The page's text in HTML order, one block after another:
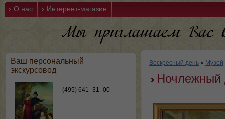
О нас Интернет-магазин
Ваш персональный
экскурсовод
(495) 641–31–00
Воскресный день » Музей
Ночлежный